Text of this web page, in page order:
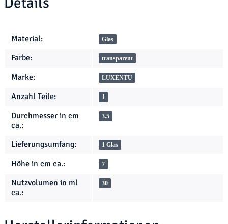
Produkteigenschaft
Wert
Material: Glas
Farbe: transparent
Marke: LUXENTU
Anzahl Teile: 1
Durchmesser in cm
ca.:
3.5
Lieferungsumfang: 1 Glas
Höhe in cm ca.: 7
Nutzvolumen in ml
ca.:
30